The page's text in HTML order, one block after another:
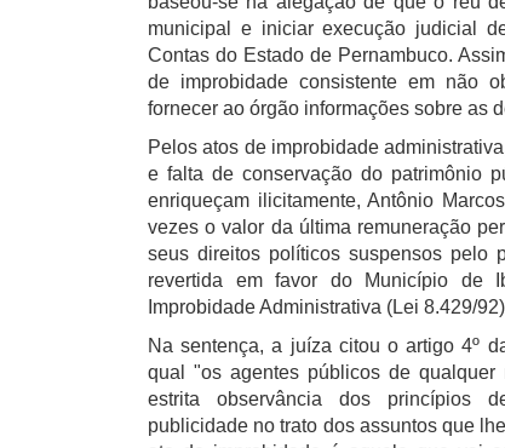
municipal e iniciar execução judicial
Contas do Estado de Pernambuco.
de improbidade consistente em não
fornecer ao órgão informações sobre as
Pelos atos de improbidade
e falta de conservação do patrimônio
enriqueçam ilicitamente, Antônio
vezes o valor da última remuneração
seus direitos políticos suspensos pelo
revertida em favor do Município de
Improbidade Administrativa (Lei 8.429/
Na sentença, a juíza citou o artigo 4º
qual "os agentes públicos de
estrita observância dos princípios
publicidade no trato dos assuntos que